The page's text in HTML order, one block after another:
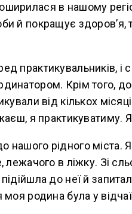
в нашому
й покращує здоров’я,
практикувальників, і
Крім того,
від кількох
я практикуватиму.
нашого рідного міста.
лежачого в ліжку. Зі
до неї й
родина була у